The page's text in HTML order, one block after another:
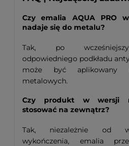
Czy emalia AQUA PRO
nadaje się do metalu?
Tak, po
odpowiedniego podkładu
może być aplikowany
metalowych.
Czy produkt w wersji
stosować na zewnątrz?
Tak, niezależnie od
wykończenia, emalia